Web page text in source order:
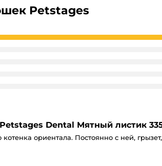
Petstages
Dental Мятный листик
ориентала. Постоянно с ней, грызет,